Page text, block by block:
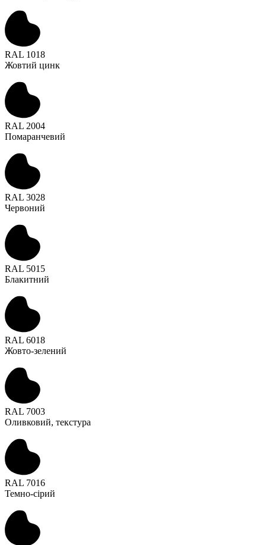
RAL 1018
Жовтий цинк
RAL 2004
Помаранчевий
RAL 3028
Червоний
RAL 5015
Блакитний
RAL 6018
Жовто-зелений
RAL 7003
Оливковий, текстура
RAL 7016
Темно-сірий